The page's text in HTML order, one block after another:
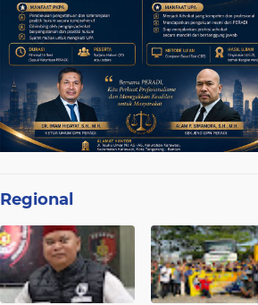
Regional